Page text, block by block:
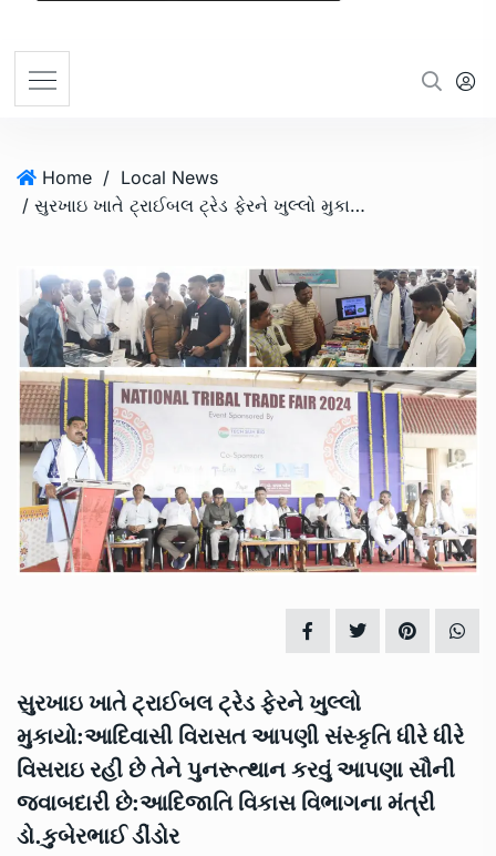
Home / Local News
/ સુરખાઇ ખાતે ટ્રાઈબલ ટ્રેડ ફેરને ખુલ્લો મુકાયો:આદિવાસી વિરાસત આપણી સંસ્કૃતિ ધીરે ધીરે વિસરાઇ રહી છે તેને પુનરૂત્થાન કરવું આપણા સૌની જવાબદારી છે:આદિજાતિ વિકાસ વિભાગના મંત્રી ડો.કુબેરભાઈ ડીંડોર
સુરખાઇ ખાતે ટ્રાઈબલ ટ્રેડ ફેરને ખુલ્લો
મુકાયો:આદિવાસી વિરાસત આપણી સંસ્કૃતિ ધીરે ધીરે
વિસરાઇ રહી છે તેને પુનરૂત્થાન કરવું આપણા સૌની
જવાબદારી છે:આદિજાતિ વિકાસ વિભાગના મંત્રી
ડો.કુબેરભાઈ ડીંડોર